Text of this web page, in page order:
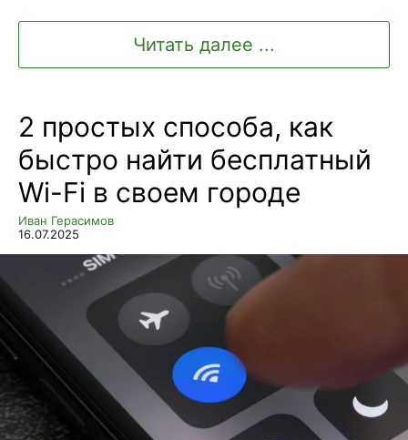
Читать далее ...
2 простых способа, как
быстро найти бесплатный
Wi-Fi в своем городе
Иван Герасимов
16.07.2025